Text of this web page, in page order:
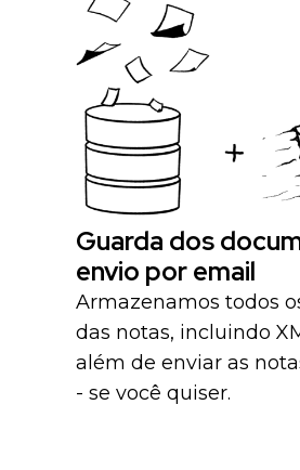
Guarda dos
envio por email
Armazenamos todos
das notas, incluindo
além de enviar as
- se você quiser.